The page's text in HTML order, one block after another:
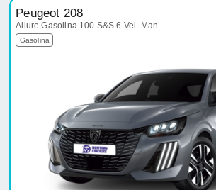
Peugeot 208
Allure Gasolina 100 S&S 6 Vel. Man
Gasolina